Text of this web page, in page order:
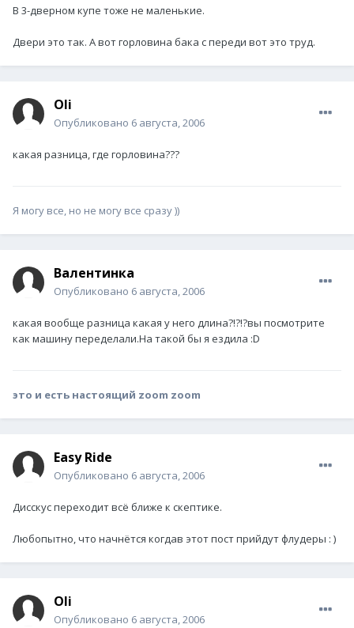
В 3-дверном купе тоже не маленькие.
Двери это так. А вот горловина бака с переди вот это труд.
Oli
Опубликовано 6 августа, 2006
какая разница, где горловина???
Я могу все, но не могу все сразу ))
Валентинка
Опубликовано 6 августа, 2006
какая вообще разница какая у него длина?!?!?вы посмотрите
как машину переделали.На такой бы я ездила :D
это и есть настоящий zoom zoom
Easy Ride
Опубликовано 6 августа, 2006
Дисскус переходит всё ближе к скептике.
Любопытно, что начнётся когдав этот пост прийдут флудеры : )
Oli
Опубликовано 6 августа, 2006